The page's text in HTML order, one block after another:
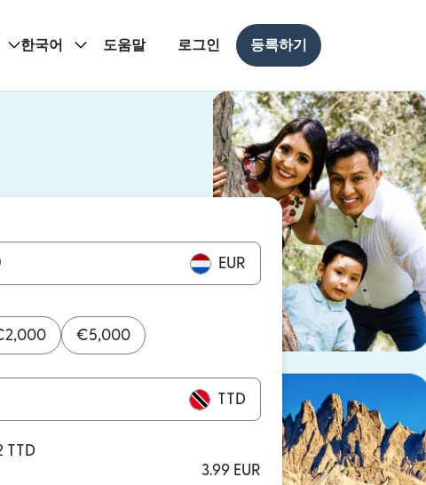
한국어 도움말 로그인 등록하기
EUR
2,000 €5,000
TTD
TTD
3.99 EUR